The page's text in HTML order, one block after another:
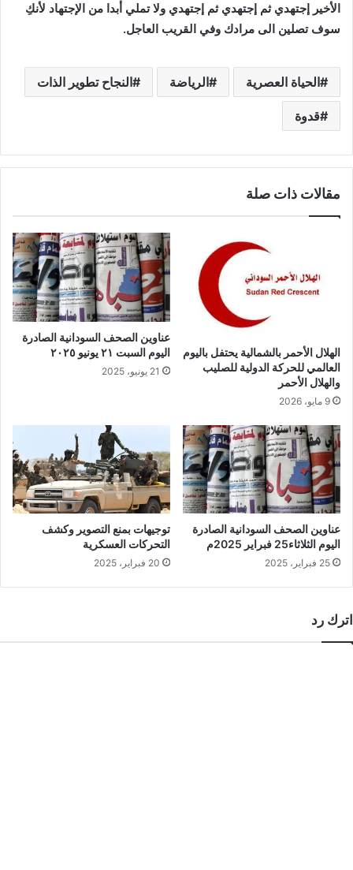
الأخير إجتهدي ثم إجتهدي ثم إجتهدي ولا تملي أبدا من الإجتهاد لأنكِ
سوف تصلين الى مرادك وفي القريب العاجل.
الحياة العصرية الرياضة النجاح تطوير الذات
قدوة
مقالات ذات صلة
الهلال الأحمر بالشمالية يحتفل باليوم
العالمي للحركة الدولية للصليب
والهلال الأحمر
9 مايو، 2026
عناوين الصحف السودانية الصادرة
اليوم السبت ٢١ يونيو ٢٠٢٥
21 يونيو، 2025
عناوين الصحف السودانية الصادرة
اليوم الثلاثاء25 فبراير 2025م
25 فبراير، 2025
توجيهات بمنع التصوير وكشف
التحركات العسكرية
20 فبراير، 2025
اترك رد